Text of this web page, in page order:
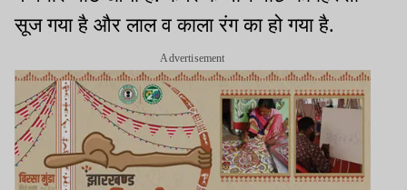
सूज गया है और लाल व काला रंग का हो गया है.
Advertisement